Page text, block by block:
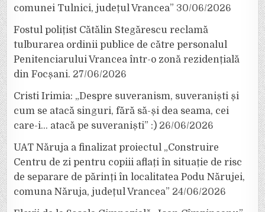
comunei Tulnici, județul Vrancea” 30/06/2026
Fostul polițist Cătălin Stegărescu reclamă
tulburarea ordinii publice de către personalul
Penitenciarului Vrancea într-o zonă rezidențială
din Focșani. 27/06/2026
Cristi Irimia: „Despre suveranism, suveraniști și
cum se atacă singuri, fără să-și dea seama, cei
care-i… atacă pe suveraniști” :) 26/06/2026
UAT Năruja a finalizat proiectul „Construire
Centru de zi pentru copiii aflați în situație de risc
de separare de părinți în localitatea Podu Nărujei,
comuna Năruja, județul Vrancea” 24/06/2026